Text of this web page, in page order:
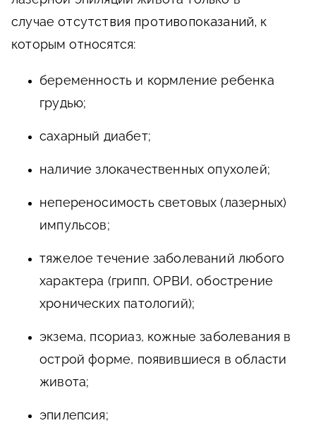
случаеотсутствия противопоказаний, к
которым относятся:
беременность и кормление ребенка
грудью;
сахарный диабет;
наличие злокачественных опухолей;
непереносимость световых (лазерных)
импульсов;
тяжелое течение заболеваний любого
характера (грипп, ОРВИ, обострение
хронических патологий);
экзема, псориаз, кожные заболевания в
острой форме, появившиеся в области
живота;
эпилепсия;